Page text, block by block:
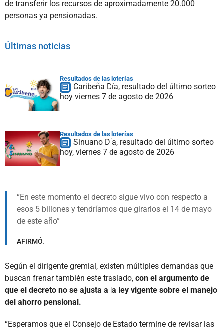
de transferir los recursos de aproximadamente 20.000
personas ya pensionadas.
Últimas noticias
Resultados de las loterías
Caribeña Día, resultado del último sorteo
hoy viernes 7 de agosto de 2026
Resultados de las loterías
Sinuano Día, resultado del último sorteo
hoy, viernes 7 de agosto de 2026
En este momento el decreto sigue vivo con respecto a
esos 5 billones y tendríamos que girarlos el 14 de mayo
de este año
AFIRMÓ.
Según el dirigente gremial, existen múltiples demandas que
buscan frenar también este traslado, con el argumento de
que el decreto no se ajusta a la ley vigente sobre el manejo
del ahorro pensional.
“Esperamos que el Consejo de Estado termine de revisar las